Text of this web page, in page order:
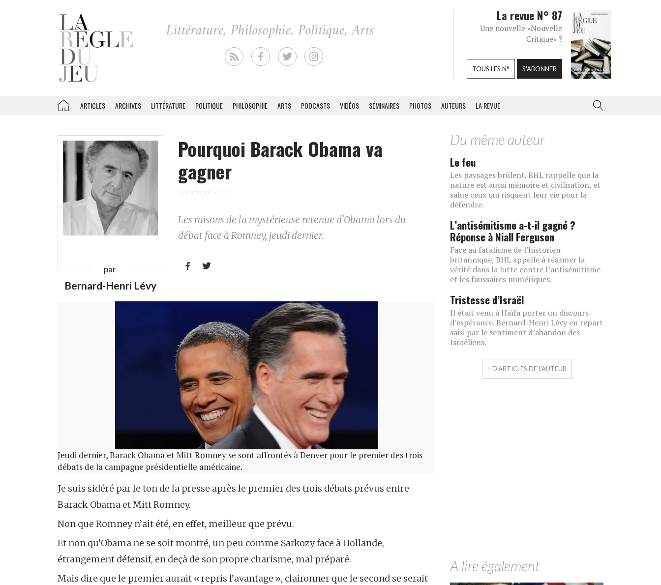
La revue N° 87
Une nouvelle «Nouvelle
Critique» ?
TOUS LES N° S'ABONNER
ARTICLES ARCHIVES LITTÉRATURE POLITIQUE PHILOSOPHIE ARTS PODCASTS VIDÉOS SÉMINAIRES PHOTOS AUTEURS LA REVUE
par
Bernard-Henri Lévy
Pourquoi Barack Obama va
gagner
10 octobre 2012
Les raisons de la mystérieuse retenue d'Obama lors du
débat face à Romney, jeudi dernier.
 
Jeudi dernier, Barack Obama et Mitt Romney se sont affrontés à Denver pour le premier des trois
débats de la campagne présidentielle américaine.
Je suis sidéré par le ton de la presse après le premier des trois débats prévus entre
Barack Obama et Mitt Romney.
Non que Romney n’ait été, en effet, meilleur que prévu.
Et non qu’Obama ne se soit montré, un peu comme Sarkozy face à Hollande,
étrangement défensif, en deçà de son propre charisme, mal préparé.
Mais dire que le premier aurait « repris l’avantage », claironner que le second se serait
Du même auteur
Le feu
Les paysages brûlent. BHL rappelle que la
nature est aussi mémoire et civilisation, et
salue ceux qui risquent leur vie pour la
défendre.
L’antisémitisme a-t-il gagné ?
Réponse à Niall Ferguson
Face au fatalisme de l’historien
britannique, BHL appelle à réarmer la
vérité dans la lutte contre l’antisémitisme
et les faussaires numériques.
Tristesse d’Israël
Il était venu à Haïfa porter un discours
d’espérance. Bernard-Henri Lévy en repart
saisi par le sentiment d’abandon des
Israéliens.
+ D'ARTICLES DE L'AUTEUR
A lire également